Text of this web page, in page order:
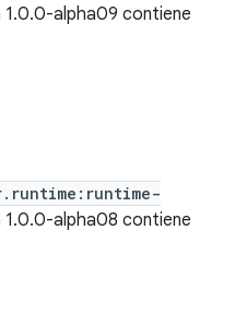
1.0.0-alpha09 contiene
1.0.0-alpha08 contiene